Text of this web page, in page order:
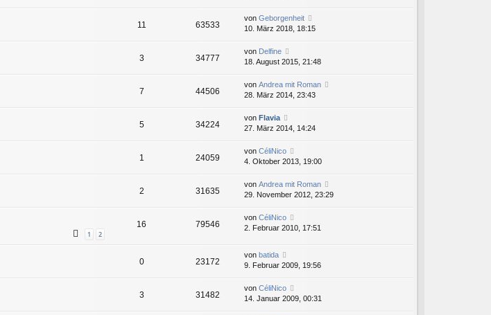
11 63533
von Geborgenheit
10. März 2018, 18:15
3 34777
von Delfine
18. August 2015, 21:48
7 44506
von Andrea mit Roman
28. März 2014, 23:43
5 34224
von Flavia
27. März 2014, 14:24
1 24059
von CéliNico
4. Oktober 2013, 19:00
2 31635
von Andrea mit Roman
29. November 2012, 23:29
1 2
16 79546
von CéliNico
2. Februar 2010, 17:51
0 23172
von batida
9. Februar 2009, 19:56
3 31482
von CéliNico
14. Januar 2009, 00:31